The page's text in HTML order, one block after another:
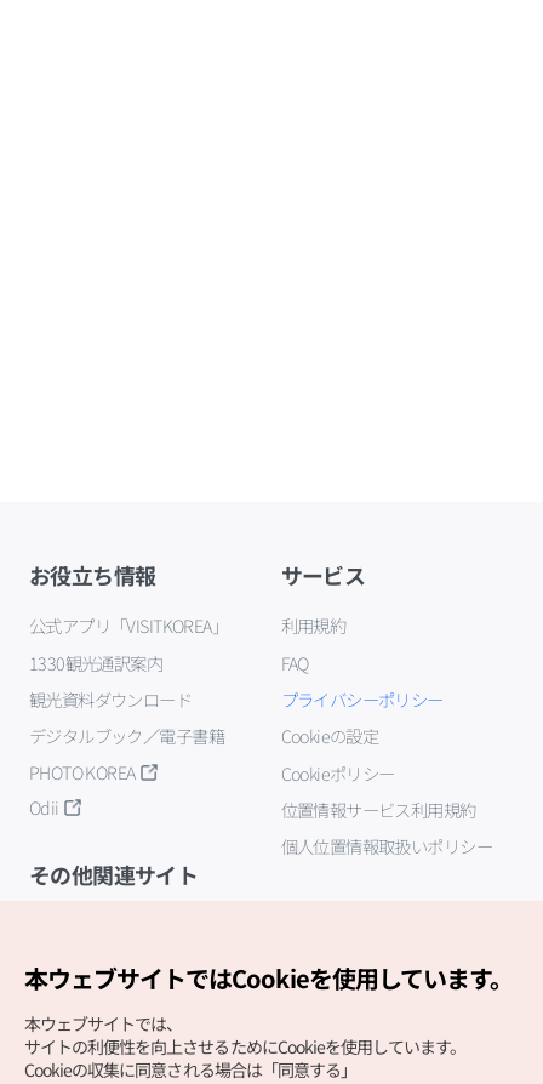
お役立ち情報
公式アプリ「VISITKOREA」
1330観光通訳案内
観光資料ダウンロード
デジタルブック／電子書籍
PHOTO KOREA
Odii
サービス
利用規約
FAQ
プライバシーポリシー
Cookieの設定
Cookieポリシー
位置情報サービス利用規約
個人位置情報取扱いポリシー
その他関連サイト
本ウェブサイトではCookieを使用しています。
本ウェブサイトでは、
サイトの利便性を向上させるためにCookieを使用しています。
Cookieの収集に同意される場合は「同意する」